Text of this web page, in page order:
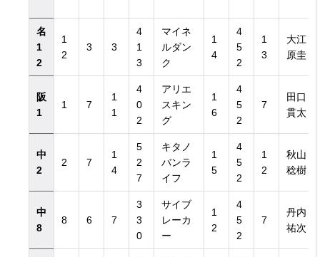
名
1
2
1
2
3 3
4
1
3
マイネ
ルダン
ク
1
4
4
5
2
1
3
大江
原圭
阪
1
1 7
1
1
4
0
2
アリエ
スキン
グ
1
6
4
5
2
7
田口
貫太
中
2
2 7
1
4
5
2
7
キタノ
バンラ
イフ
1
5
4
5
2
1
2
秋山
稔樹
中
8
8 6 7
3
3
0
サイブ
レーカ
ー
1
2
4
5
2
7
丹内
祐次